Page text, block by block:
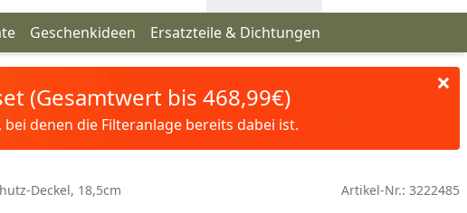
Geschenkideen Ersatzteile & Dichtungen
(Gesamtwert bis 468,99€)
denen die Filteranlage bereits dabei ist.
Deckel, 18,5cm Artikel-Nr.: 3222485